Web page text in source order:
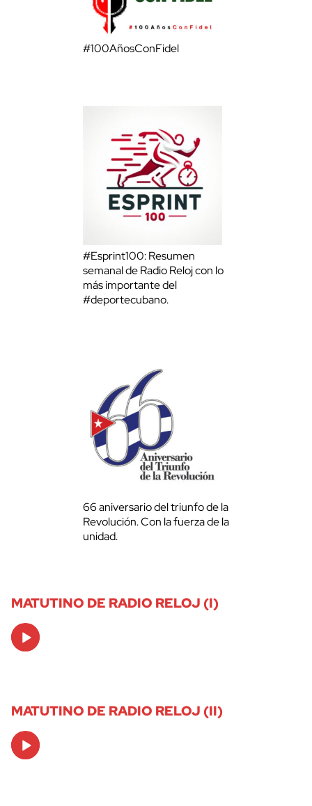
#100AñosConFidel
#Esprint100: Resumen
semanal de Radio Reloj con lo
más importante del
#deportecubano.
66 aniversario del triunfo de la
Revolución. Con la fuerza de la
unidad.
MATUTINO DE RADIO RELOJ (I)
Audio
Player
MATUTINO DE RADIO RELOJ (II)
Audio
Player